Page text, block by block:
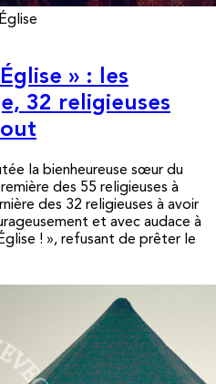
» : les
32 religieuses
la bienheureuse sœur du
des 55 religieuses à
des 32 religieuses à avoir
et avec audace à
! », refusant de prêter le